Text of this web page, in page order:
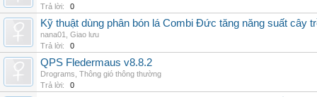
Trả lời:
0
Kỹ thuật dùng phân bón lá Combi Đức tăng năng suất cây
nana01
Giao lưu
Trả lời:
0
QPS Fledermaus v8.8.2
Drograms Thông gió thông thường
Trả lời:
0